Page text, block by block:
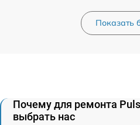
Показать
Почему для ремонта
выбрать нас